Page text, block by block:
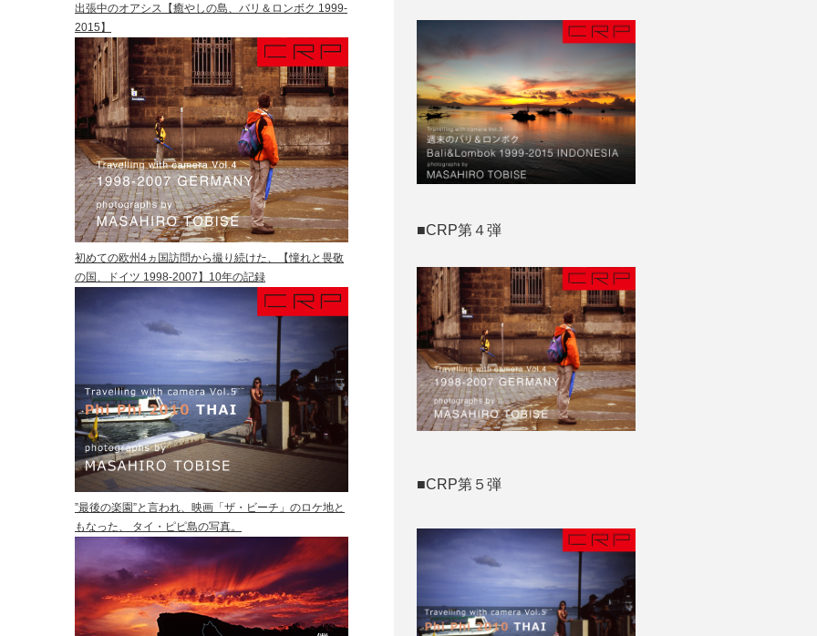
■CRP第４弾
■CRP第５弾
出張中のオアシス【癒やしの島、バリ＆ロンボク 1999-
2015】
初めての欧州4ヵ国訪問から撮り続けた、【憧れと畏敬
の国、ドイツ 1998-2007】10年の記録
”最後の楽園”と言われ、映画「ザ・ビーチ」のロケ地と
もなった、 タイ・ピピ島の写真。